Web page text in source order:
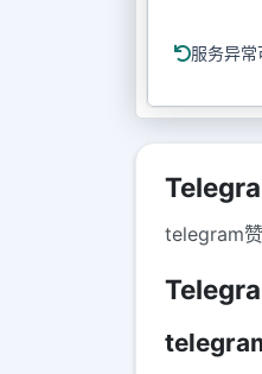
服务异常
telegram